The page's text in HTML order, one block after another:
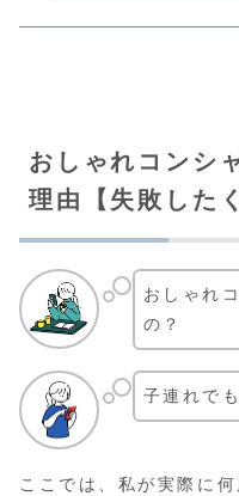
おしゃれコンシ
理由【失敗した
おしゃれ
の？
子連れで
ここでは、私が実際に